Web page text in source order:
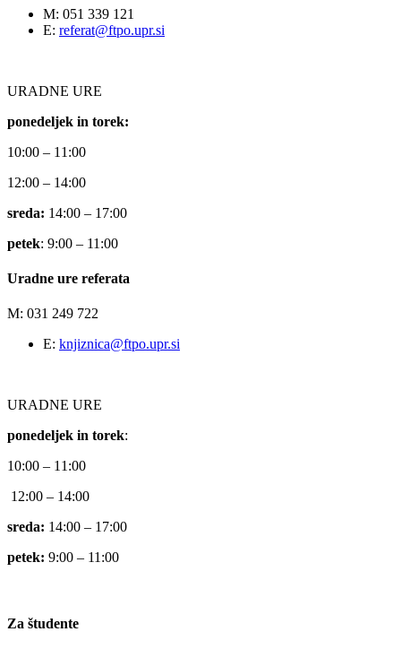
M: 051 339 121
E: referat@ftpo.upr.si
URADNE URE
ponedeljek in torek:
10:00 – 11:00
12:00 – 14:00
sreda: 14:00 – 17:00
petek: 9:00 – 11:00
Uradne ure referata
M: 031 249 722
E: knjiznica@ftpo.upr.si
URADNE URE
ponedeljek in torek:
10:00 – 11:00
12:00 – 14:00
sreda: 14:00 – 17:00
petek: 9:00 – 11:00
Za študente